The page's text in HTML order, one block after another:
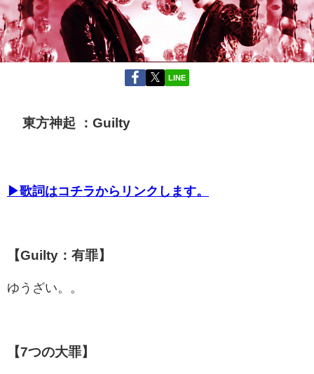
LINE
東方神起 ：Guilty
▶歌詞はコチラからリンクします。
【Guilty：有罪】
ゆうざい。。
【7つの大罪】